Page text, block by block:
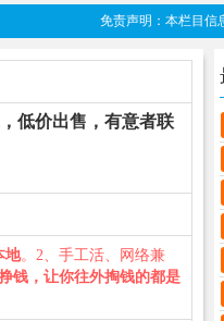
免责声明：本栏目信息
低价出售，有意者联
地。2、手工活、网络兼
钱，让你往外掏钱的都是